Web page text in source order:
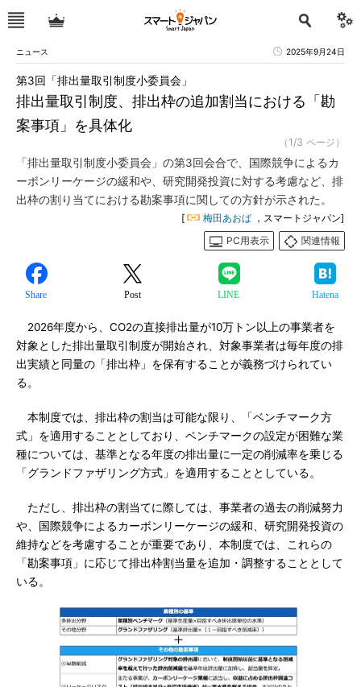
ニュース 2025年9月24日
排出量取引制度、排出枠の追加割当における「勘
案事項」を具体化
第3回「排出量取引制度小委員会」
（1/3 ページ）
「排出量取引制度小委員会」の第3回会合で、国際競争によるカ
ーボンリーケージの緩和や、研究開発投資に対する考慮など、排
出枠の割り当てにおける勘案事項に関しての方針が示された。
[ 梅田あおば ，スマートジャパン]
PC用表示
関連情報
Share Post LINE Hatena
2026年度から、CO2の直接排出量が10万トン以上の事業者を
対象とした排出量取引制度が開始され、対象事業者は毎年度の排
出実績と同量の「排出枠」を保有することが義務づけられてい
る。
本制度では、排出枠の割当は可能な限り、「ベンチマーク方
式」を適用することとしており、ベンチマークの設定が困難な業
種については、基準となる年度の排出量に一定の削減率を乗じる
「グランドファザリング方式」を適用することとしている。
ただし、排出枠の割当てに際しては、事業者の過去の削減努力
や、国際競争によるカーボンリーケージの緩和、研究開発投資の
維持などを考慮することが重要であり、本制度では、これらの
「勘案事項」に応じて排出枠割当量を追加・調整することとして
いる。